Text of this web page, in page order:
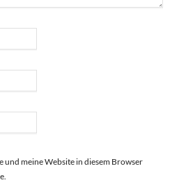
und meine Website in diesem Browser